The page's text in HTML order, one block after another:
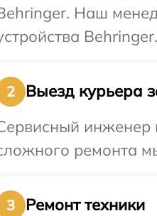
Наш
Behringer.
2
Выезд курьера
инженер
ремонта
3
Ремонт техники